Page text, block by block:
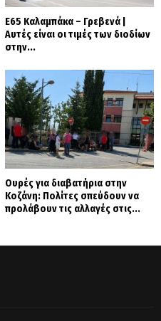
Ε65 Καλαμπάκα – Γρεβενά |
Αυτές είναι οι τιμές των διοδίων
στην...
Ουρές για διαβατήρια στην
Κοζάνη: Πολίτες σπεύδουν να
προλάβουν τις αλλαγές στις...